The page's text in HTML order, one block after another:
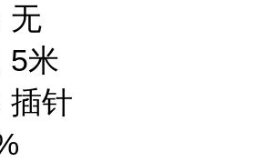
无
5米
插针